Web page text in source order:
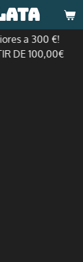
a 300 €!
DE 100,00€